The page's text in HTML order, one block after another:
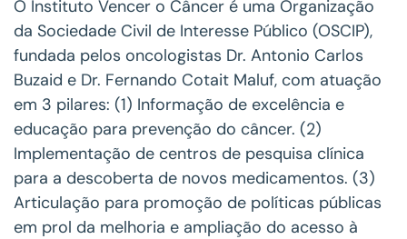
O Instituto Vencer o Câncer é uma Organização
da Sociedade Civil de Interesse Público (OSCIP),
fundada pelos oncologistas Dr. Antonio Carlos
Buzaid e Dr. Fernando Cotait Maluf, com atuação
em 3 pilares: (1) Informação de excelência e
educação para prevenção do câncer. (2)
Implementação de centros de pesquisa clínica
para a descoberta de novos medicamentos. (3)
Articulação para promoção de políticas públicas
em prol da melhoria e ampliação do acesso à